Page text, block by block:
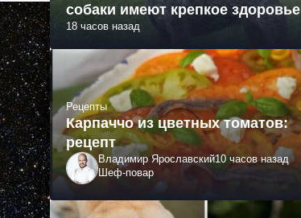
собаки имеют крепкое здоровье
18 часов назад
Рецепты
Карпаччо из цветных томатов:
рецепт
Владимир Ярославский10 часов назад
Шеф-повар